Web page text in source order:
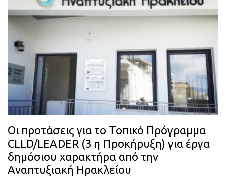
Οι προτάσεις για το Τοπικό Πρόγραμμα
CLLD/LEADER (3 η Προκήρυξη) για έργα
δημόσιου χαρακτήρα από την
Αναπτυξιακή Ηρακλείου